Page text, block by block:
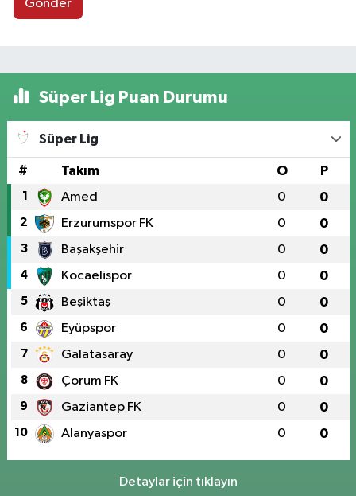
Gönder
Süper Lig Puan Durumu
Süper Lig
# Takım O P
1 Amed 0 0
2 Erzurumspor FK 0 0
3 Başakşehir 0 0
4 Kocaelispor 0 0
5 Beşiktaş 0 0
6 Eyüpspor 0 0
7 Galatasaray 0 0
8 Çorum FK 0 0
9 Gaziantep FK 0 0
10 Alanyaspor 0 0
Detaylar için tıklayın